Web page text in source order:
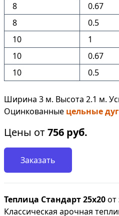
8
0.67
8
0.5
10
1
10
0.67
10
0.5
Ширина 3 м. Высота 2.1 м.
Оцинкованные цельные
Цены от756 руб.
Заказать
Теплица Стандарт 25х20от
Классическая арочная